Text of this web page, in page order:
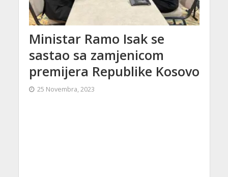
Ministar Ramo Isak se
sastao sa zamjenicom
premijera Republike Kosovo
25 Novembra, 2023